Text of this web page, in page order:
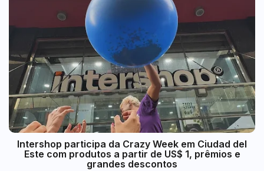
Intershop participa da Crazy Week em Ciudad del
Este com produtos a partir de US$ 1, prêmios e
grandes descontos